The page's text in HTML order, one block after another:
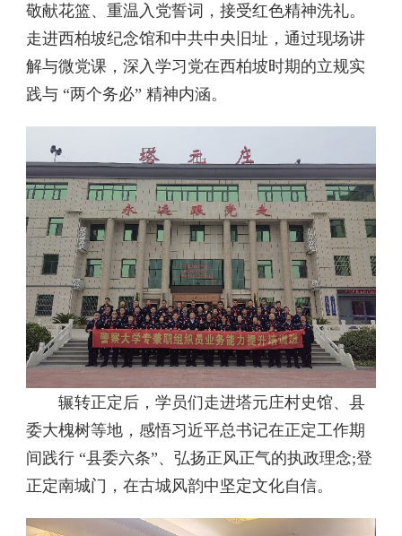
敬献花篮、重温入党誓词，接受红色精神洗礼。
走进西柏坡纪念馆和中共中央旧址，通过现场讲
解与微党课，深入学习党在西柏坡时期的立规实
践与 “两个务必” 精神内涵。
辗转正定后，学员们走进塔元庄村史馆、县
委大槐树等地，感悟习近平总书记在正定工作期
间践行 “县委六条”、弘扬正风正气的执政理念;登
正定南城门，在古城风韵中坚定文化自信。